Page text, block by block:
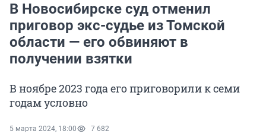
В Новосибирске суд отменил
приговор экс-судье из Томской
области — его обвиняют в
получении взятки
В ноябре 2023 года его приговорили к семи
годам условно
5 марта 2024, 18:00 7 682